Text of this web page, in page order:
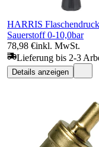
HARRIS
Sauerstoff 0-10,0bar
78,98 €inkl. MwSt.
Lieferung bis 2-3
Details anzeigen